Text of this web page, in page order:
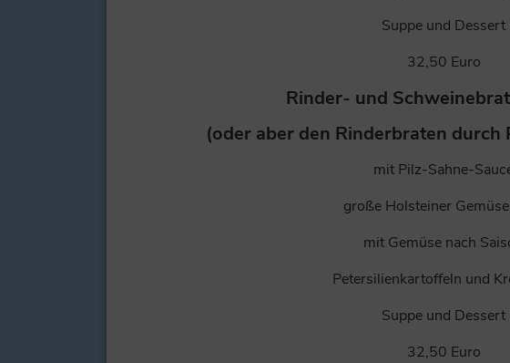
Suppe und Dessert
32,50 Euro
Rinder- und
(oder aber den Rinderbraten
mit Pilz-Sahne-
große Holsteiner
mit Gemüse nach
Petersilienkartoffeln und
Suppe und Dessert
32,50 Euro